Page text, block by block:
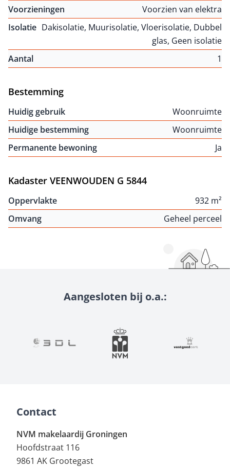
Voorzieningen
Voorzien van elektra
Isolatie Dakisolatie, Muurisolatie, Vloerisolatie, Dubbel
glas, Geen isolatie
Aantal
1
Bestemming
Huidig gebruik
Woonruimte
Huidige bestemming
Woonruimte
Permanente bewoning
Ja
Kadaster VEENWOUDEN G 5844
Oppervlakte
932 m²
Omvang
Geheel perceel
Aangesloten bij o.a.:
Contact
NVM makelaardij Groningen
Hoofdstraat 116
9861 AK Grootegast